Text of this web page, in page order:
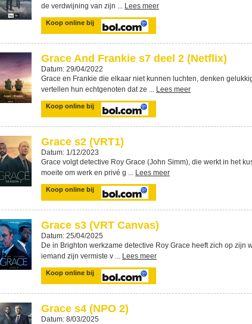
de verdwijning van zijn ... Lees meer
Koop online bij
Grace And Frankie s7 deel 2 (Netflix)
Datum: 29/04/2022
Grace en Frankie die elkaar niet kunnen luchten, denken
vertellen hun echtgenoten dat ze ... Lees meer
Koop online bij
Grace s2 (VRT1)
Datum: 1/12/2023
Grace volgt detective Roy Grace (John Simm), die werkt in het
moeite om werk en privé g ... Lees meer
Koop online bij
Grace s3 (VRT Canvas)
Datum: 25/04/2025
De in Brighton werkzame detective Roy Grace heeft zich op zijn
iemand zijn vermiste v ... Lees meer
Koop online bij
Grace s4 (NPO 2)
Datum: 8/03/2025